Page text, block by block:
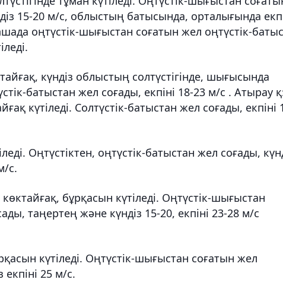
15-20 м/с, облыстың батысында, орталығында
оңтүстік-шығыстан соғатын жел оңтүстік-
күндіз облыстың солтүстігінде, шығысында
батыстан жел соғады, екпіні 18-23 м/с . Атырау
күтіледі. Солтүстік-батыстан жел соғады, екпіні
Оңтүстіктен, оңтүстік-батыстан жел соғады,
с.
бұрқасын күтіледі. Оңтүстік-шығыстан
таңертең және күндіз 15-20, екпіні 23-28 м/с
күтіледі. Оңтүстік-шығыстан соғатын жел
екпіні 25 м/с.